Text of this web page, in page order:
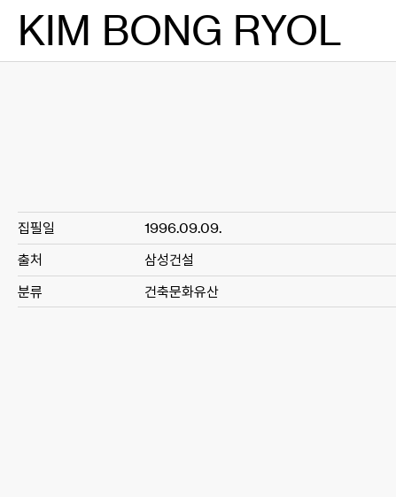
content
KIM BONG RYOL
집필일
1996.09.09.
출처
삼성건설
분류
건축문화유산